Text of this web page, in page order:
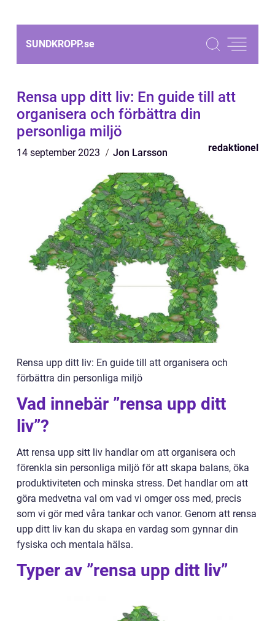
SUNDKROPP.se
Rensa upp ditt liv: En guide till att
organisera och förbättra din
personliga miljö
14 september 2023 Jon Larsson redaktionel
Rensa upp ditt liv: En guide till att organisera och
förbättra din personliga miljö
Vad innebär ”rensa upp ditt
liv”?
Att rensa upp sitt liv handlar om att organisera och
förenkla sin personliga miljö för att skapa balans, öka
produktiviteten och minska stress. Det handlar om att
göra medvetna val om vad vi omger oss med, precis
som vi gör med våra tankar och vanor. Genom att rensa
upp ditt liv kan du skapa en vardag som gynnar din
fysiska och mentala hälsa.
Typer av ”rensa upp ditt liv”